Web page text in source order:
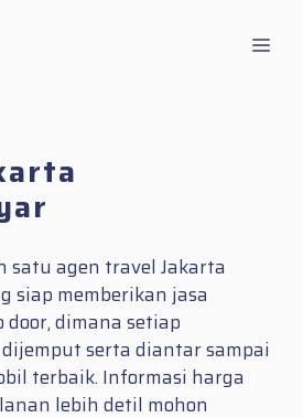
satu agen travel Jakarta
siap memberikan jasa
dimana setiap
serta diantar sampai
terbaik. Informasi harga
lebih detil mohon